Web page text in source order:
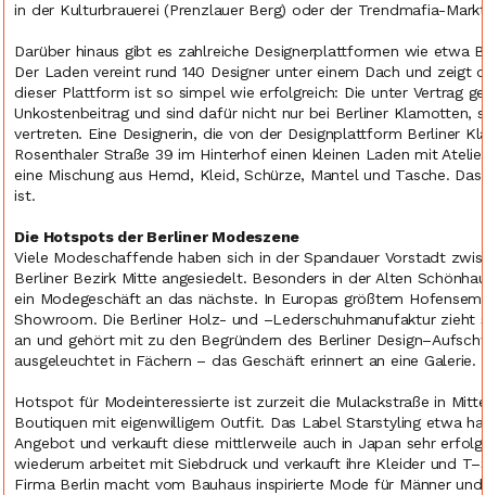
in der Kulturbrauerei (Prenzlauer Berg) oder der Trendmafia-
Darüber hinaus gibt es zahlreiche Designerplattformen wie etwa
Der Laden vereint rund 140 Designer unter einem Dach und
dieser Plattform ist so simpel wie erfolgreich: Die unter Vertrag
Unkostenbeitrag und sind dafür nicht nur bei Berliner Klamotten,
vertreten. Eine Designerin, die von der Designplattform Berliner
Rosenthaler Straße 39 im Hinterhof einen kleinen Laden mit
eine Mischung aus Hemd, Kleid, Schürze, Mantel und Tasche.
ist.
Die Hotspots der Berliner Modeszene
Viele Modeschaffende haben sich in der Spandauer Vorstadt
Berliner Bezirk Mitte angesiedelt. Besonders in der Alten
ein Modegeschäft an das nächste. In Europas größtem
Showroom. Die Berliner Holz- und –Lederschuhmanufaktur zieht
an und gehört mit zu den Begründern des Berliner
ausgeleuchtet in Fächern – das Geschäft erinnert an eine Galerie.
Hotspot für Modeinteressierte ist zurzeit die Mulackstraße in
Boutiquen mit eigenwilligem Outfit. Das Label Starstyling etwa
Angebot und verkauft diese mittlerweile auch in Japan sehr
wiederum arbeitet mit Siebdruck und verkauft ihre Kleider und
Firma Berlin macht vom Bauhaus inspirierte Mode für Männer